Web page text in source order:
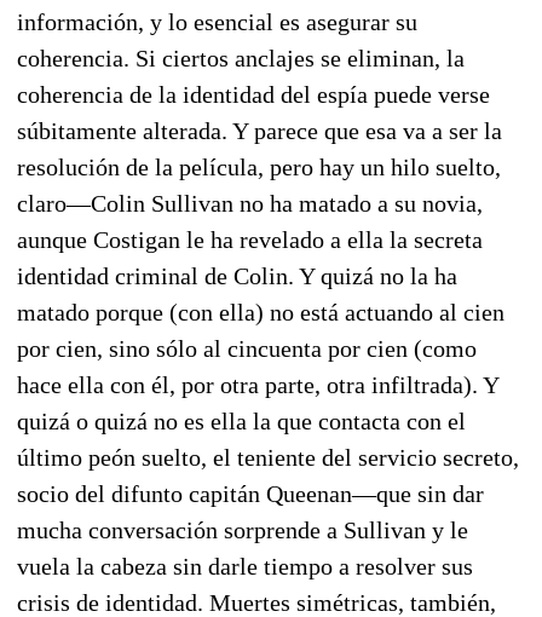
información, y lo esencial es asegurar su
coherencia. Si ciertos anclajes se eliminan, la
coherencia de la identidad del espía puede verse
súbitamente alterada. Y parece que esa va a ser la
resolución de la película, pero hay un hilo suelto,
claro—Colin Sullivan no ha matado a su novia,
aunque Costigan le ha revelado a ella la secreta
identidad criminal de Colin. Y quizá no la ha
matado porque (con ella) no está actuando al cien
por cien, sino sólo al cincuenta por cien (como
hace ella con él, por otra parte, otra infiltrada). Y
quizá o quizá no es ella la que contacta con el
último peón suelto, el teniente del servicio secreto,
socio del difunto capitán Queenan—que sin dar
mucha conversación sorprende a Sullivan y le
vuela la cabeza sin darle tiempo a resolver sus
crisis de identidad. Muertes simétricas, también,